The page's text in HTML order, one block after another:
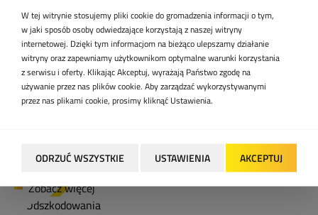
WYCENA PRZEDSIĘBIORSTW
istotne jest oszacowanie realnej wartości firmy w różnych
Zobacz więcej
W tej witrynie stosujemy pliki cookie do gromadzenia informacji o tym,
w jaki sposób osoby odwiedzające korzystają z naszej witryny
internetowej. Dzięki tym informacjom na bieżąco ulepszamy działanie
witryny oraz zapewniamy użytkownikom optymalne warunki korzystania
z serwisu i oferty. Klikając Akceptuj, wyrażają Państwo zgodę na
używanie przez nas plików cookie. Aby zarządzać wykorzystywanymi
przez nas plikami cookie, prosimy kliknąć Ustawienia.
ODRZUĆ WSZYSTKIE USTAWIENIA AKCEPTUJ